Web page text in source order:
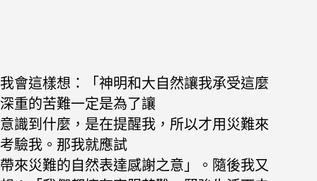
我會這樣想：「神明和大自然讓我承受這麼
深重的苦難一定是為了讓
意識到什麼，是在提醒我，所以才用災難來
考驗我。那我就應試
帶來災難的自然表達感謝之意」。 隨後我又